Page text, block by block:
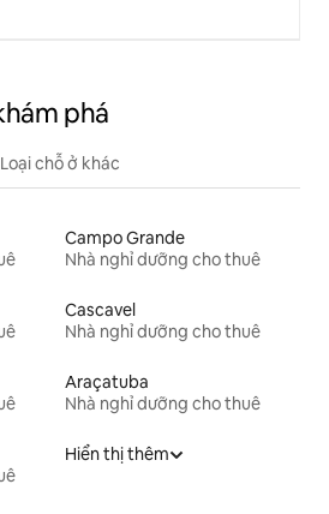
phá
Loại chỗ ở khác
Campo Grande
Nhà nghỉ dưỡng cho thuê
Cascavel
Nhà nghỉ dưỡng cho thuê
Araçatuba
Nhà nghỉ dưỡng cho thuê
Hiển thị thêm